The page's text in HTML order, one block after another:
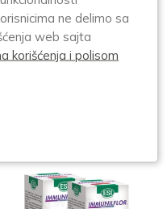
Kaltex
PROBIOTIC Forte
+ PREBIOTIC 10
kapsula
ne delimo sa
web sajta
korišćenja i polisom